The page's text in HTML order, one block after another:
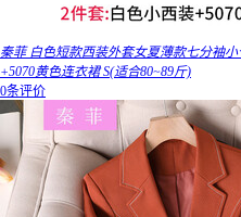
秦菲 白色短款西装外套女夏薄款七分袖
+5070黄色连衣裙 S(适合80~89斤)
0条评价